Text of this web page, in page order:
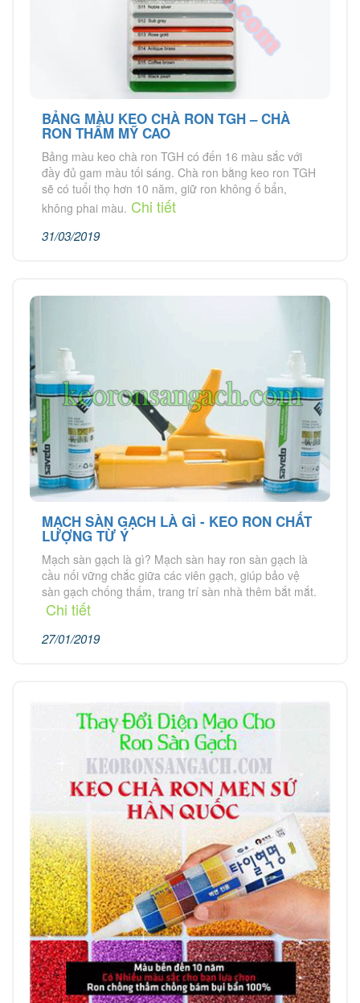
BẢNG MÀU KEO CHÀ RON TGH – CHÀ
RON THẨM MỸ CAO
Bảng màu keo chà ron TGH có đến 16 màu sắc với
đầy đủ gam màu tối sáng. Chà ron bằng keo ron TGH
sẽ có tuổi thọ hơn 10 năm, giữ ron không ố bẩn,
không phai màu. Chi tiết
31/03/2019
MẠCH SÀN GẠCH LÀ GÌ - KEO RON CHẤT
LƯỢNG TỪ Ý
Mạch sàn gạch là gì? Mạch sàn hay ron sàn gạch là
cầu nối vững chắc giữa các viên gạch, giúp bảo vệ
sàn gạch chống thấm, trang trí sàn nhà thêm bắt mắt.
Chi tiết
27/01/2019